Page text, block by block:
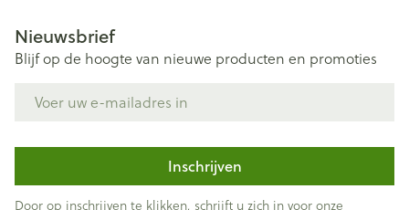
Nieuwsbrief
Blijf op de hoogte van nieuwe producten en promoties
Inschrijven
Door op inschrijven te klikken, schrijft u zich in voor onze